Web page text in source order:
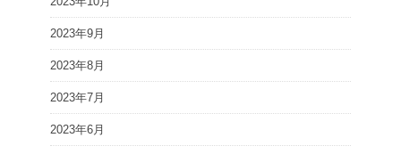
2023年9月
2023年8月
2023年7月
2023年6月